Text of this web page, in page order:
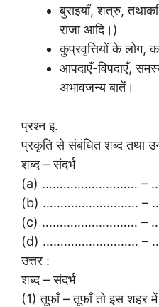
बुराइयाँ, शत्रु,
राजा आदि।)
कुप्रवृत्तियों के लोग,
आपदाएँ-विपदाएँ,
अभावजन्य बातें।
प्रश्न इ.
प्रकृति से संबंधित शब्द तथा
शब्द – संदर्भ
(a) ……………………… –
(b) ……………………… –
(c) ……………………… –
(d) ……………………… –
उत्तर :
शब्द – संदर्भ
(1) तूफाँ – तूफाँ तो इस शहर